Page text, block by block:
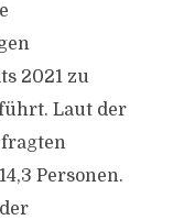
2021 zu
Laut der
Personen.